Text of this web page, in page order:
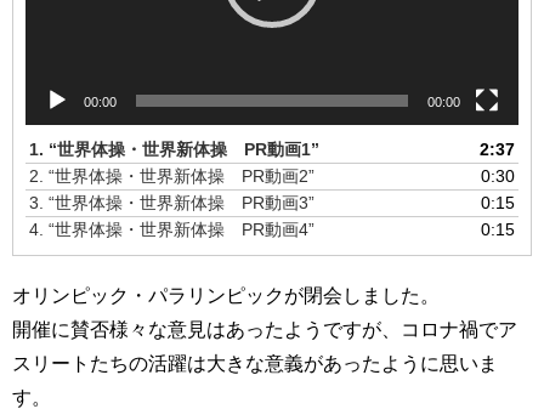
00:00 00:00
1. “世界体操・世界新体操 PR動画1”
2:37
2. “世界体操・世界新体操 PR動画2”
0:30
3. “世界体操・世界新体操 PR動画3”
0:15
4. “世界体操・世界新体操 PR動画4” 0:15
オリンピック・パラリンピックが閉会しました。
開催に賛否様々な意見はあったようですが、コロナ禍でア
スリートたちの活躍は大きな意義があったように思いま
す。